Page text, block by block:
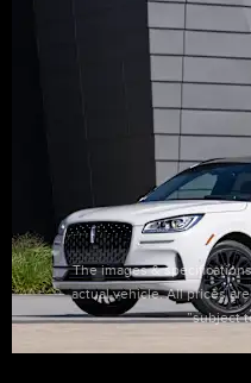
*The images &
actual vehicle. All prices
subject